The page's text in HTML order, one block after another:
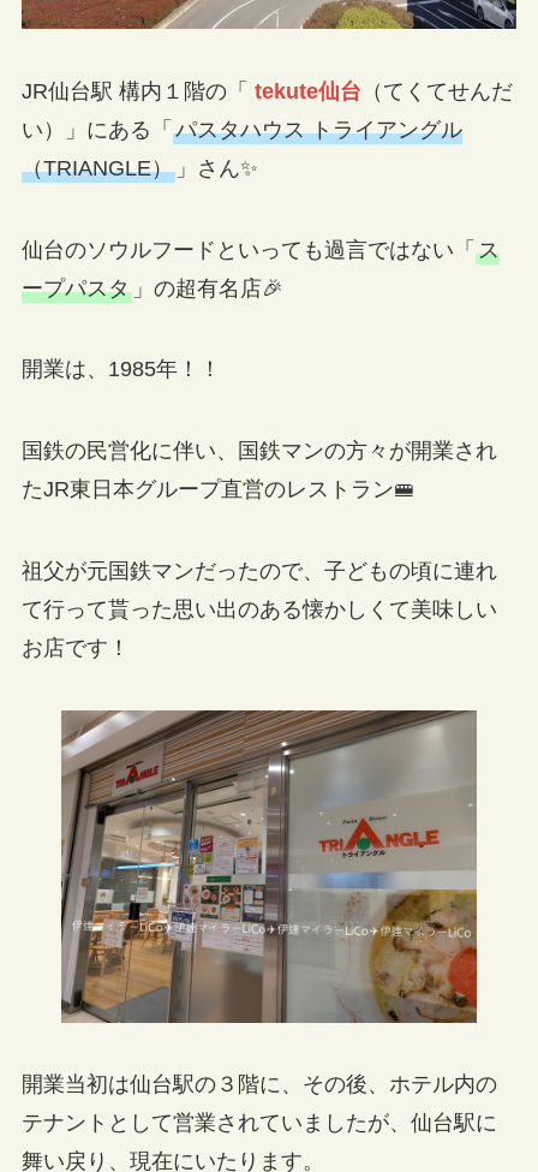
JR仙台駅 構内１階の「 tekute仙台 （てくてせんだ
い）」にある「 パスタハウス トライアングル
（TRIANGLE）」さん✨
仙台のソウルフードといっても過言ではない「 ス
ープパスタ」の超有名店🎉
開業は、1985年！！
国鉄の民営化に伴い、国鉄マンの方々が開業され
たJR東日本グループ直営のレストラン🚝
祖父が元国鉄マンだったので、子どもの頃に連れ
て行って貰った思い出のある懐かしくて美味しい
お店です！
開業当初は仙台駅の３階に、その後、ホテル内の
テナントとして営業されていましたが、仙台駅に
舞い戻り、現在にいたります。